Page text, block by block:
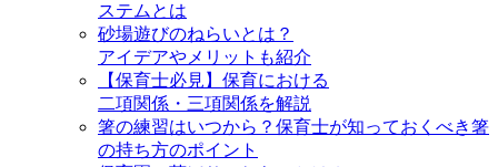
ステムとは
砂場遊びのねらいとは？
アイデアやメリットも紹介
【保育士必見】保育における
二項関係・三項関係を解説
箸の練習はいつから？保育士が知っておくべき箸
の持ち方のポイント